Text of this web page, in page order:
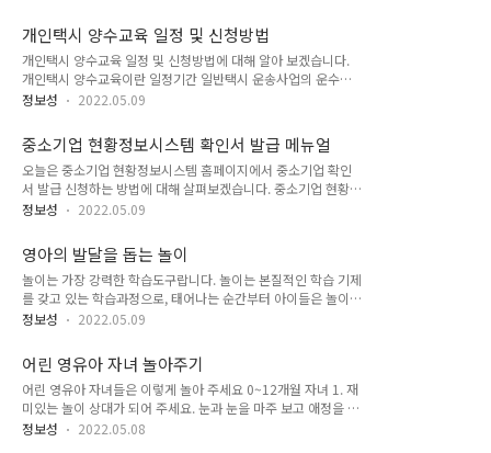
아질 것이라는 전망에 따라 환율은 계속 오르고 있으며, 중국 수
출입 둔화와 미국 긴축 가..
철 요금 및 시간표에 대해 알아보도록 하겠습니다. 서울 지하철
요금 지하철만 이용할 경우 종류 교통 카드 1회용 일반 [기본운
임] 10km 이내 : 1,250원 [추가운임] 10~50km 이내 : 5km 까
지 마다 100원 추가 50km 초과 : 8km 까지 마다 100원 추가
수도권 내,외를 연속하여 이용 시 수도권내 운임을 먼저 적용한
100원씩 추가 교통카드운임에 100원 추가 청소년 [..
개인택시 양수교육 일정 및 신청방법
개인택시 양수교육 일정 및 신청방법에 대해 알아 보겠습니다.
개인택시 양수교육이란 일정기간 일반택시 운송사업의 운수종
사 경력이 있는자를 대상으로 하는 교육입니다. 개인택시 양수교
올라왔는데 개인택시면허 양수요건 교통안전교육의 유효기간은
3년이며 신청요건과 대상자, 신청방법, 일정등에 대해 하나씩 살
펴보도록 하겠습니다. 1. 교육대상자 교육 수료일로부터 3년 이
내에「여객자동차 운수사업법 시행규칙」 제19조제3항에 따라
개인택시운송사업 면허를 상속받아 그 사업을 직접 승계하려는
라 개인택시운송사업 면허를 양수하려는 자 교육 수료일로부터
3년 이내에 시행규칙 제21조제3항에 따라 개인택시운..
정보성 2022.05.09
중소기업 현황정보시스템 확인서 발급 메뉴얼
오늘은 중소기업 현황정보시스템 홈페이지에서 중소기업 확인
서 발급 신청하는 방법에 대해 살펴보겠습니다. 중소기업 현황정
보시스템 중소기업 확인서는 영리 기업 또는 비영리 사회적 기업
야 합니다. 온라인 발급절차 1. 온라인 제출자료 직전년, 당해연
도 창업기업은 온라인 자료제출 없이 신청서 작성으로 확인서 발
급 됨 간편장부작성 대상기업(최근 3개년 연속) 中 최근 1개년
원천징수이행상황신고서 간이세액 신고인원이 없는 기업(상시
근로자 없는 1인 기업 포함)은 재무제표, 원천징수이행상황신고
업은 아니나 원천징수이행상황신고를 하지 않는 기업은 재무정
보만 제출 간편장부 대상기업에 해당하지만 원천징수이..
정보성 2022.05.09
영아의 발달을 돕는 놀이
놀이는 가장 강력한 학습도구랍니다. 놀이는 본질적인 학습 기제
를 갖고 있는 학습과정으로, 태어나는 순간부터 아이들은 놀이를
하면서 세상에 대한 의미를 자연스럽게 만들어가요. 놀이는 세상
은 자발적으로 세상에 대하여 반응하고, 모방하고, 주도하고, 탐
구해나가요. 놀이는 자발적인 아이의 집중력과 융통성을 발달시
켜요. 놀이를 하면서 발달된 아이의 집중력과 융통성은 창의성의
핵심이며, 학령기 이후의 자기 만족감과 성취 형성의 요체가 되
기도 해요. 놀이는 놀이 과정을 지속하고 유지하면서 자기만족을
정보성 2022.05.09
어린 영유아 자녀 놀아주기
어린 영유아 자녀들은 이렇게 놀아 주세요 0~12개월 자녀 1. 재
미있는 놀이 상대가 되어 주세요. 눈과 눈을 마주 보고 애정을 교
환하며, 자녀에게 말을 걸어 주세요. 2. 감각적 경험을 할 수 있는
정보성 2022.05.08